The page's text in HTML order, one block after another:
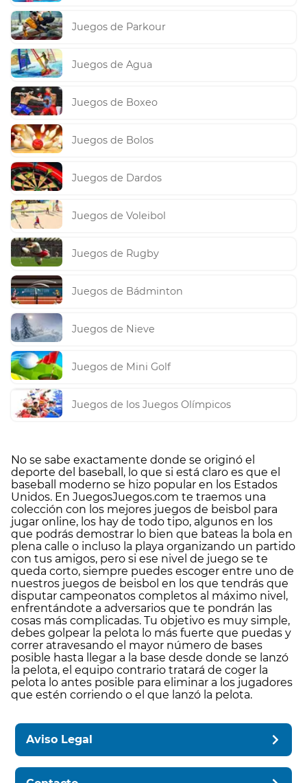
Juegos de Parkour
Juegos de Agua
Juegos de Boxeo
Juegos de Bolos
Juegos de Dardos
Juegos de Voleibol
Juegos de Rugby
Juegos de Bádminton
Juegos de Nieve
Juegos de Mini Golf
Juegos de los Juegos Olímpicos
No se sabe exactamente donde se originó el
deporte del baseball, lo que si está claro es que el
baseball moderno se hizo popular en los Estados
Unidos. En JuegosJuegos.com te traemos una
colección con los mejores juegos de beisbol para
jugar online, los hay de todo tipo, algunos en los
que podrás demostrar lo bien que bateas la bola en
plena calle o incluso la playa organizando un partido
con tus amigos, pero si ese nivel de juego se te
queda corto, siempre puedes escoger entre uno de
nuestros juegos de beisbol en los que tendrás que
disputar campeonatos completos al máximo nivel,
enfrentándote a adversarios que te pondrán las
cosas más complicadas. Tu objetivo es muy simple,
debes golpear la pelota lo más fuerte que puedas y
correr atravesando el mayor número de bases
posible hasta llegar a la base desde donde se lanzó
la pelota, el equipo contrario tratará de coger la
pelota lo antes posible para eliminar a los jugadores
que estén corriendo o el que lanzó la pelota.
Aviso Legal